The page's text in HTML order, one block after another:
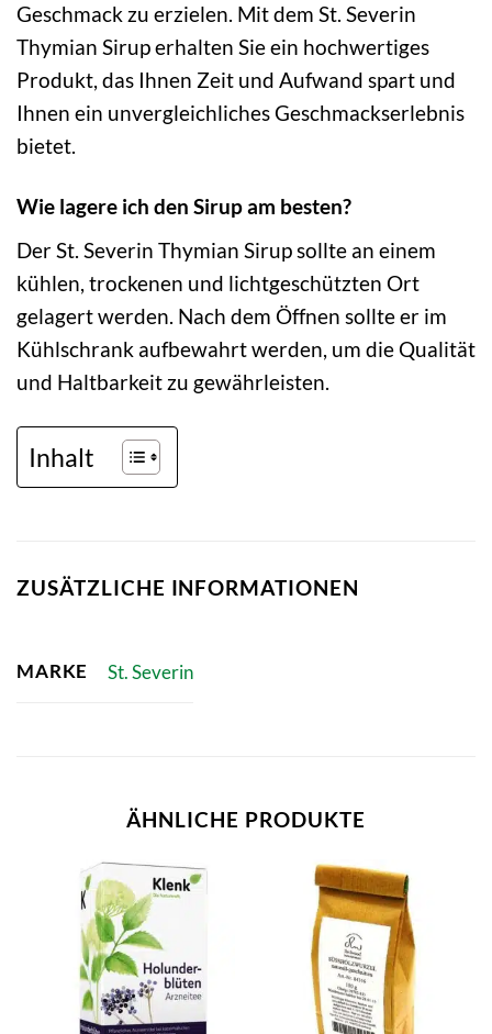
Geschmack zu erzielen. Mit dem St. Severin
Thymian Sirup erhalten Sie ein hochwertiges
Produkt, das Ihnen Zeit und Aufwand spart und
Ihnen ein unvergleichliches Geschmackserlebnis
bietet.
Wie lagere ich den Sirup am besten?
Der St. Severin Thymian Sirup sollte an einem
kühlen, trockenen und lichtgeschützten Ort
gelagert werden. Nach dem Öffnen sollte er im
Kühlschrank aufbewahrt werden, um die Qualität
und Haltbarkeit zu gewährleisten.
Inhalt
ZUSÄTZLICHE INFORMATIONEN
MARKE St. Severin
ÄHNLICHE PRODUKTE